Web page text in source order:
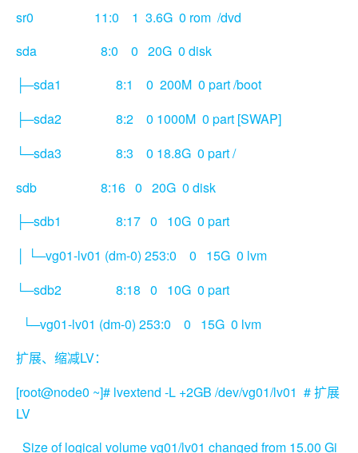
sr0 11:0 1 3.6G 0 rom /dvd
sda 8:0 0 20G 0 disk
├─sda1 8:1 0 200M 0 part /boot
├─sda2 8:2 0 1000M 0 part [SWAP]
└─sda3 8:3 0 18.8G 0 part /
sdb 8:16 0 20G 0 disk
├─sdb1 8:17 0 10G 0 part
└─vg01-lv01 (dm-0) 253:0 0 15G 0 lvm
└─sdb2 8:18 0 10G 0 part
└─vg01-lv01 (dm-0) 253:0 0 15G 0 lvm
扩展、缩减LV：
[root@node0 ~]# lvextend -L +2GB /dev/vg01/lv01 # 扩展
LV
Size of logical volume vg01/lv01 changed from 15.00 Gi